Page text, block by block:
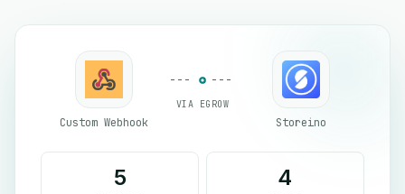
Custom Webhook
VIA EGROW
Storeino
5 4